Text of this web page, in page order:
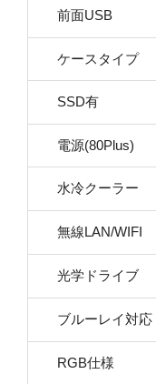
前面USB
ケースタイプ
SSD有
電源(80Plus)
水冷クーラー
無線LAN/WIFI
光学ドライブ
ブルーレイ対応
RGB仕様